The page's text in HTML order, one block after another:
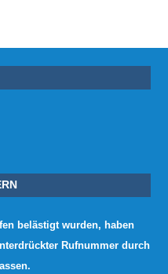
belästigt wurden, haben
Rufnummer durch